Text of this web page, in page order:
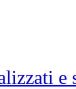
e